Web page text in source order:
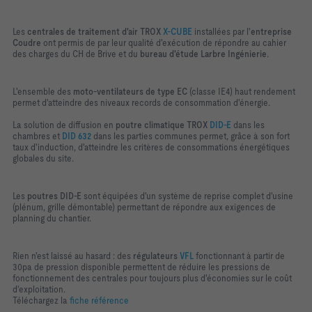
Les centrales de traitement d'air TROX X-CUBE installées par l'entreprise
Coudre ont permis de par leur qualité d'exécution de répondre au cahier
des charges du CH de Brive et du bureau d'étude Larbre Ingénierie.
L'ensemble des moto-ventilateurs de type EC (classe IE4) haut rendement
permet d'atteindre des niveaux records de consommation d'énergie.
La solution de diffusion en poutre climatique TROX DID-E dans les
chambres et DID 632 dans les parties communes permet, grâce à son fort
taux d'induction, d'atteindre les critères de consommations énergétiques
globales du site.
Les poutres DID-E sont équipées d'un système de reprise complet d'usine
(plénum, grille démontable) permettant de répondre aux exigences de
planning du chantier.
Rien n'est laissé au hasard : des régulateurs VFL fonctionnant à partir de
30pa de pression disponible permettent de réduire les pressions de
fonctionnement des centrales pour toujours plus d'économies sur le coût
d'exploitation.
Téléchargez la fiche référence